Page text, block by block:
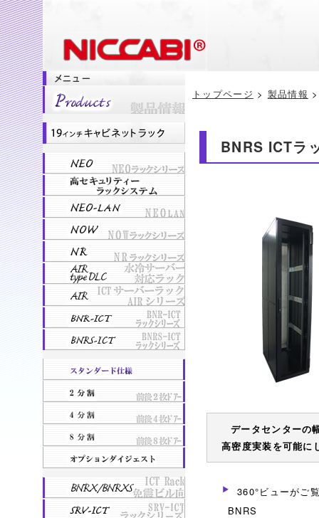
トップページ > 製品情報
BNRS ICTラ
データセンターの
高密度実装を可能に
360°ビューがご
BNRS